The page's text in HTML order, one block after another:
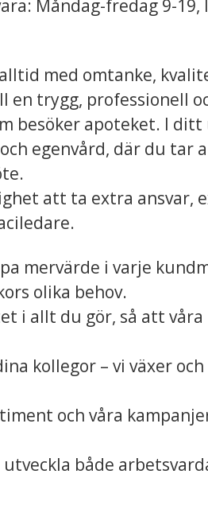
Måndag-fredag 9-19,
med omtanke,
en trygg, professionell
besöker apoteket. I
egenvård, där du tar
att ta extra ansvar,
mervärde i varje
olika behov.
i allt du gör, så att våra
kollegor – vi växer
och våra
både